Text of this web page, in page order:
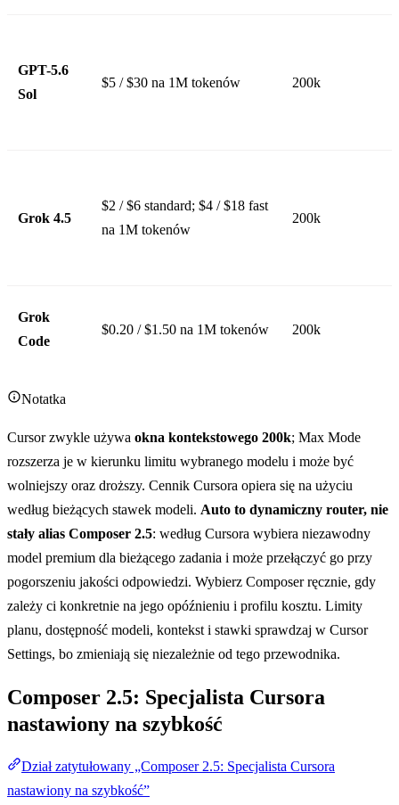
GPT-5.6
Sol
$5 / $30 na 1M tokenów 200k
Grok 4.5
$2 / $6 standard; $4 / $18 fast
na 1M tokenów
200k
Grok
Code
$0.20 / $1.50 na 1M tokenów 200k
Notatka
Cursor zwykle używa okna kontekstowego 200k; Max Mode
rozszerza je w kierunku limitu wybranego modelu i może być
wolniejszy oraz droższy. Cennik Cursora opiera się na użyciu
według bieżących stawek modeli. Auto to dynamiczny router, nie
stały alias Composer 2.5: według Cursora wybiera niezawodny
model premium dla bieżącego zadania i może przełączyć go przy
pogorszeniu jakości odpowiedzi. Wybierz Composer ręcznie, gdy
zależy ci konkretnie na jego opóźnieniu i profilu kosztu. Limity
planu, dostępność modeli, kontekst i stawki sprawdzaj w Cursor
Settings, bo zmieniają się niezależnie od tego przewodnika.
Composer 2.5: Specjalista Cursora
nastawiony na szybkość
Dział zatytułowany „Composer 2.5: Specjalista Cursora
nastawiony na szybkość”